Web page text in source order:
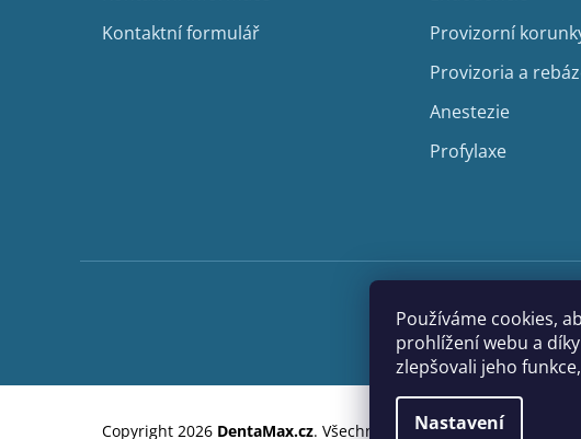
Používáme cookies,
prohlížení webu a
zlepšovali jeho
Nastavení
Kontaktní formulář
Provizorní
Provizoria a
Anestezie
Profylaxe
Copyright 2026 DentaMax.cz. Všechna práva vyhrazena.